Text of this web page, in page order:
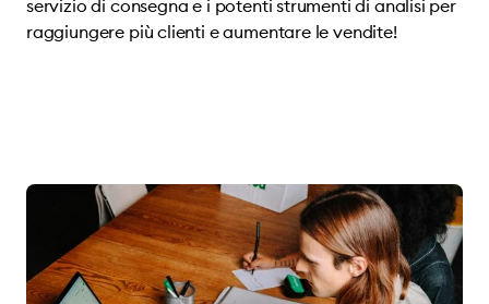
servizio di consegna e i potenti strumenti di analisi per
raggiungere più clienti e aumentare le vendite!